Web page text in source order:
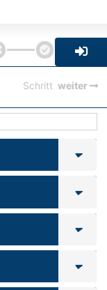
Schritt weiter